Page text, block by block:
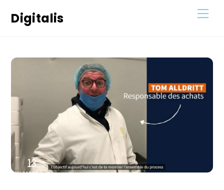
Digitalis
13
JANVIER